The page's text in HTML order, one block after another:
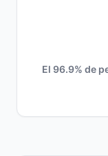
El 96.9% de